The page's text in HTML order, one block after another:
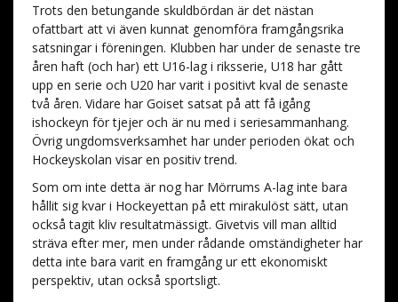
Trots den betungande skuldbördan är det nästan
ofattbart att vi även kunnat genomföra framgångsrika
satsningar i föreningen. Klubben har under de senaste tre
åren haft (och har) ett U16-lag i riksserie, U18 har gått
upp en serie och U20 har varit i positivt kval de senaste
två åren. Vidare har Goiset satsat på att få igång
ishockeyn för tjejer och är nu med i seriesammanhang.
Övrig ungdomsverksamhet har under perioden ökat och
Hockeyskolan visar en positiv trend.
Som om inte detta är nog har Mörrums A-lag inte bara
hållit sig kvar i Hockeyettan på ett mirakulöst sätt, utan
också tagit kliv resultatmässigt. Givetvis vill man alltid
sträva efter mer, men under rådande omständigheter har
detta inte bara varit en framgång ur ett ekonomiskt
perspektiv, utan också sportsligt.